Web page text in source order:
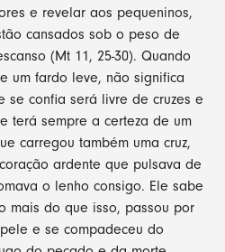
e revelar aos pequeninos,
cansados sob o peso de
(Mt 11, 25-30). Quando
um fardo leve, não significa
se confia será livre de cruzes e
terá sempre a certeza de um
carregou também uma cruz,
ardente que pulsava de
o lenho consigo. Ele sabe
mais do que isso, passou por
e se compadeceu do